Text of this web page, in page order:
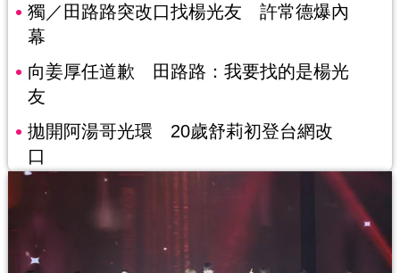
獨／田路路突改口找楊光友 許常德爆內
幕
向姜厚任道歉 田路路：我要找的是楊光
友
拋開阿湯哥光環 20歲舒莉初登台網改
口